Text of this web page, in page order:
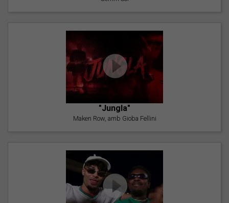
"Jungla"
Maken Row, amb Gioba Fellini